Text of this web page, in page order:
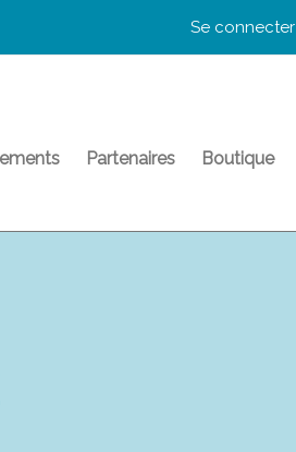
Se connecter
Partenaires Boutique